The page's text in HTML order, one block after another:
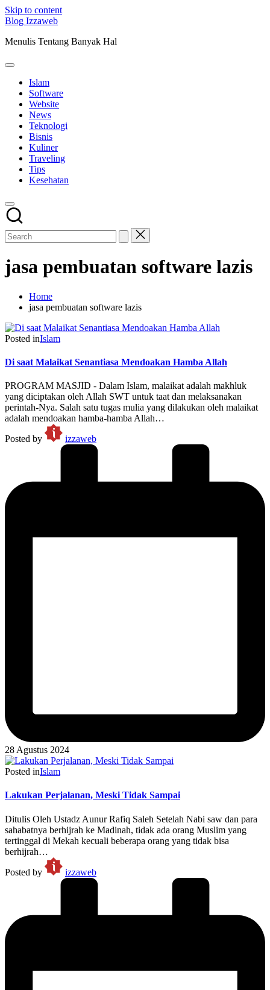
Skip to content
Blog Izzaweb
Menulis Tentang Banyak Hal
Islam
Software
Website
News
Teknologi
Bisnis
Kuliner
Traveling
Tips
Kesehatan
jasa pembuatan software lazis
Home
jasa pembuatan software lazis
Posted inIslam
Di saat Malaikat Senantiasa Mendoakan Hamba Allah
PROGRAM MASJID - Dalam Islam, malaikat adalah makhluk
yang diciptakan oleh Allah SWT untuk taat dan melaksanakan
perintah-Nya. Salah satu tugas mulia yang dilakukan oleh malaikat
adalah mendoakan hamba-hamba Allah…
Posted by
izzaweb
28 Agustus 2024
Posted inIslam
Lakukan Perjalanan, Meski Tidak Sampai
Ditulis Oleh Ustadz Aunur Rafiq Saleh Setelah Nabi saw dan para
sahabatnya berhijrah ke Madinah, tidak ada orang Muslim yang
tertinggal di Mekah kecuali beberapa orang yang tidak bisa
berhijrah…
Posted by
izzaweb